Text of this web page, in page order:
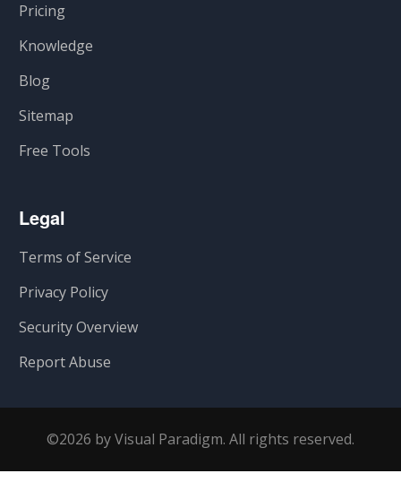
Pricing
Knowledge
Blog
Sitemap
Free Tools
Legal
Terms of Service
Privacy Policy
Security Overview
Report Abuse
©2026 by Visual Paradigm. All rights reserved.